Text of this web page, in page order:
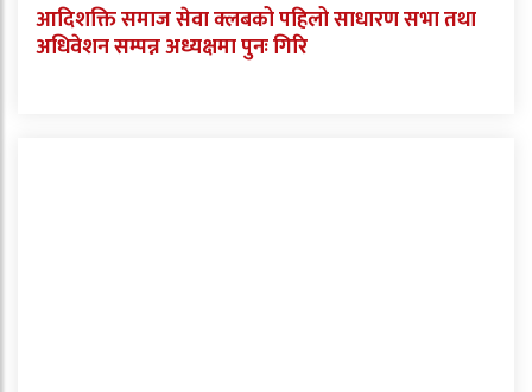
आदिशक्ति समाज सेवा क्लबको पहिलो साधारण सभा तथा
अधिवेशन सम्पन्न अध्यक्षमा पुनः गिरि